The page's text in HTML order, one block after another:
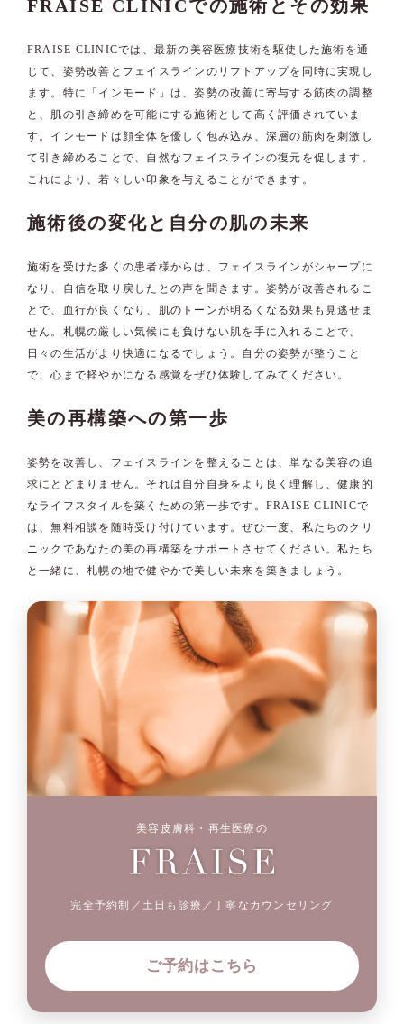
FRAISE CLINICでの施術とその効果
FRAISE CLINICでは、最新の美容医療技術を駆使した施術を通
じて、姿勢改善とフェイスラインのリフトアップを同時に実現し
ます。特に「インモード」は、姿勢の改善に寄与する筋肉の調整
と、肌の引き締めを可能にする施術として高く評価されていま
す。インモードは顔全体を優しく包み込み、深層の筋肉を刺激し
て引き締めることで、自然なフェイスラインの復元を促します。
これにより、若々しい印象を与えることができます。
施術後の変化と自分の肌の未来
施術を受けた多くの患者様からは、フェイスラインがシャープに
なり、自信を取り戻したとの声を聞きます。姿勢が改善されるこ
とで、血行が良くなり、肌のトーンが明るくなる効果も見逃せま
せん。札幌の厳しい気候にも負けない肌を手に入れることで、
日々の生活がより快適になるでしょう。自分の姿勢が整うこと
で、心まで軽やかになる感覚をぜひ体験してみてください。
美の再構築への第一歩
姿勢を改善し、フェイスラインを整えることは、単なる美容の追
求にとどまりません。それは自分自身をより良く理解し、健康的
なライフスタイルを築くための第一歩です。FRAISE CLINICで
は、無料相談を随時受け付けています。ぜひ一度、私たちのクリ
ニックであなたの美の再構築をサポートさせてください。私たち
と一緒に、札幌の地で健やかで美しい未来を築きましょう。
美容皮膚科・再生医療の
完全予約制／土日も診療／丁寧なカウンセリング
ご予約はこちら